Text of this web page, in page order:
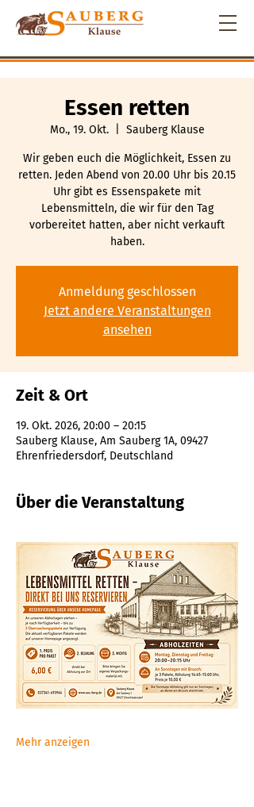
Essen retten
Mo., 19. Okt.
  |
Sauberg Klause
Wir geben euch die Möglichkeit, Essen zu
retten. Jeden Abend von 20.00 Uhr bis 20.15
Uhr gibt es Essenspakete mit
Lebensmitteln, die wir für den Tag
vorbereitet hatten, aber nicht verkauft
haben.
Anmeldung geschlossen
Jetzt andere Veranstaltungen
ansehen
Zeit & Ort
19. Okt. 2026, 20:00 – 20:15
Sauberg Klause, Am Sauberg 1A, 09427
Ehrenfriedersdorf, Deutschland
Über die Veranstaltung
Mehr anzeigen